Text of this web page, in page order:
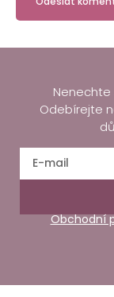
Nenechte
Odebírejte
Obchodní